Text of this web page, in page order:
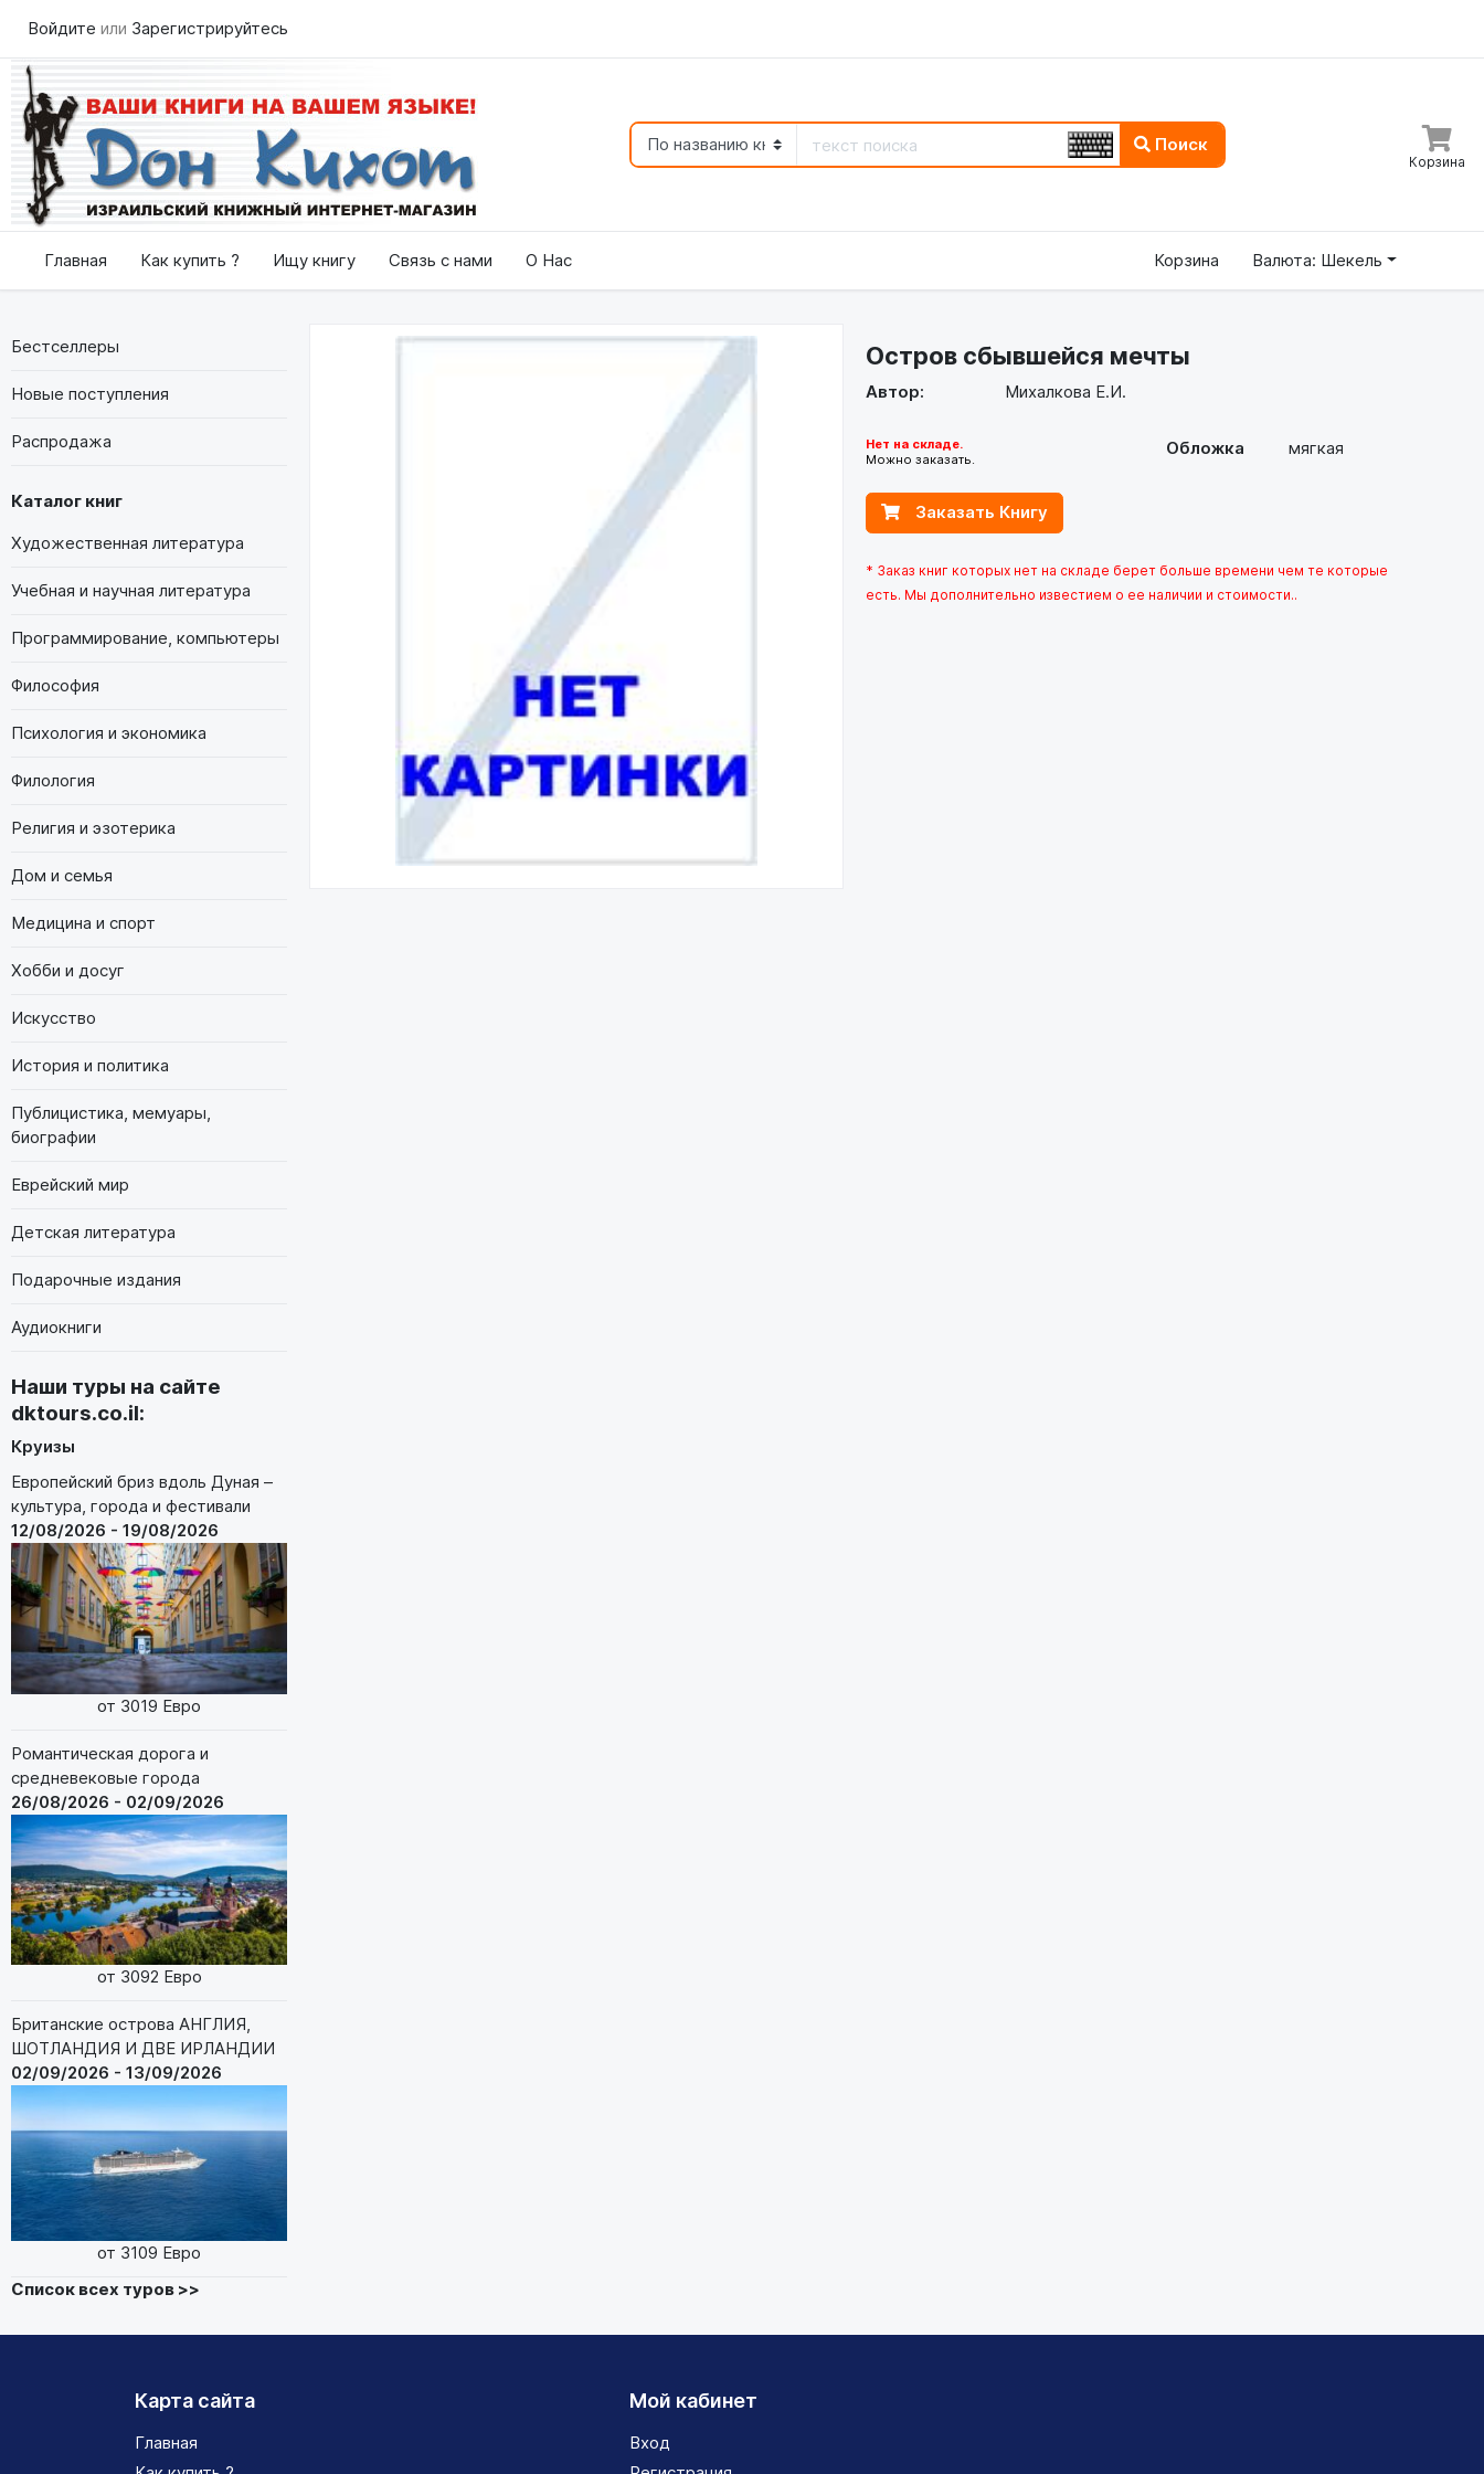
Войдите или Зарегистрируйтесь
Поиск
Корзина
Главная Как купить ? Ищу книгу Связь с нами О Нас Корзина Валюта: Шекель
Бестселлеры
Новые поступления
Распродажа
Каталог книг
Художественная литература
Учебная и научная литература
Программирование, компьютеры
Философия
Психология и экономика
Филология
Религия и эзотерика
Дом и семья
Медицина и спорт
Хобби и досуг
Искусство
История и политика
Публицистика, мемуары,
биографии
Еврейский мир
Детская литература
Подарочные издания
Аудиокниги
Наши туры на сайте
dktours.co.il:
Круизы
Европейский бриз вдоль Дуная –
культура, города и фестивали
12/08/2026 - 19/08/2026
от 3019 Евро
Романтическая дорога и
средневековые города
26/08/2026 - 02/09/2026
от 3092 Евро
Британские острова АНГЛИЯ,
ШОТЛАНДИЯ И ДВЕ ИРЛАНДИИ
02/09/2026 - 13/09/2026
от 3109 Евро
Список всех туров >>
Остров сбывшейся мечты
Автор: Михалкова Е.И.
Обложка мягкая
Нет на складе.
Можно заказать.
Заказать Книгу
* Заказ книг которых нет на складе берет больше времени чем те которые
есть. Мы дополнительно известием о ее наличии и стоимости..
Карта сайта
Главная
Мой кабинет
Вход